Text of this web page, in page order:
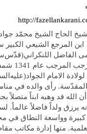
http://
الحاج الشيخ محمّد
ابن المرجع الشيعي الكبير
الفاضل
في شهر رجب
الامام
رأی والده في
أن الله قد وهبه ابناً متصلاً
يرزق ولداً فاضلاً عالماً.
كبيرة وواسعة النطاق في
منها إدارة مكاتب